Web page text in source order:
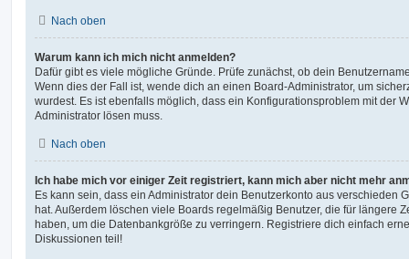
Nach oben
Warum kann ich mich nicht anmelden?
Dafür gibt es viele mögliche Gründe. Prüfe zunächst, ob dein
Wenn dies der Fall ist, wende dich an einen Board-Administrator, um
wurdest. Es ist ebenfalls möglich, dass ein Konfigurationsproblem mit der
Administrator lösen muss.
Nach oben
Ich habe mich vor einiger Zeit registriert, kann mich aber nicht mehr
Es kann sein, dass ein Administrator dein Benutzerkonto aus verschieden
hat. Außerdem löschen viele Boards regelmäßig Benutzer, die für längere
haben, um die Datenbankgröße zu verringern. Registriere dich einfach
Diskussionen teil!